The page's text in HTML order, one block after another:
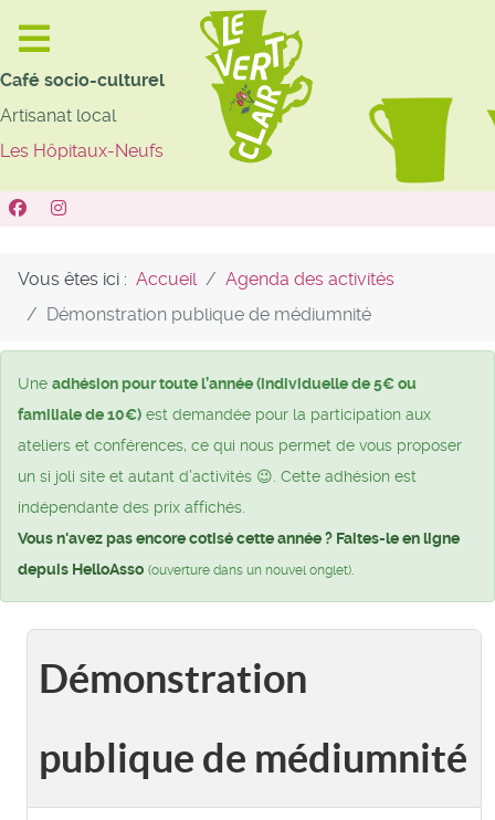
Café socio-culturel
Artisanat local
Les Hôpitaux-Neufs
Vous êtes ici : Accueil
Agenda des activités
Démonstration publique de médiumnité
Une adhésion pour toute l’année (individuelle de 5€ ou
familiale de 10€) est demandée pour la participation aux
ateliers et conférences, ce qui nous permet de vous proposer
un si joli site et autant d’activités 😉. Cette adhésion est
indépendante des prix affichés.
Vous n'avez pas encore cotisé cette année ? Faites-le en ligne
depuis HelloAsso (ouverture dans un nouvel onglet)
Démonstration
publique de médiumnité